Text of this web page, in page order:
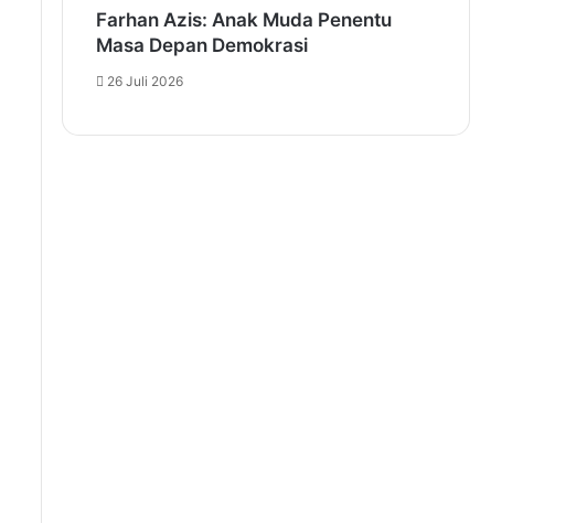
Farhan Azis: Anak Muda Penentu
Masa Depan Demokrasi
26 Juli 2026